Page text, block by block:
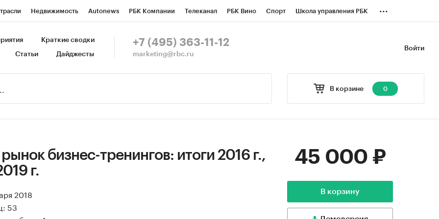
Недвижимость Autonews РБК Компании Телеканал РБК Вино Спорт Школа управления РБК
Спецпроекты СПб Конференции СПб Спецпроекты
...
Войти
Краткие сводки
Статьи Дайджесты
+7 (495) 363-11-12
marketing@rbc.ru
В корзине 0
бизнес-тренингов: итоги 2016 г.,
г.
2018
53
45 000 ₽
В корзину